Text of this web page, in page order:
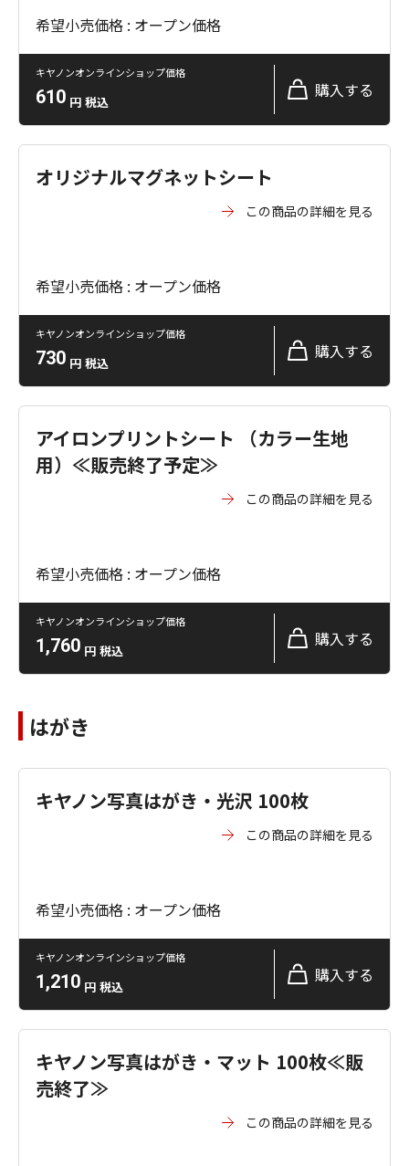
希望小売価格 : オープン価格
キヤノンオンラインショップ価格
610 円 税込
購入する
オリジナルマグネットシート
この商品の詳細を見る
希望小売価格 : オープン価格
キヤノンオンラインショップ価格
730 円 税込
購入する
アイロンプリントシート （カラー生地
用）≪販売終了予定≫
この商品の詳細を見る
希望小売価格 : オープン価格
キヤノンオンラインショップ価格
1,760 円 税込
購入する
はがき
キヤノン写真はがき・光沢 100枚
この商品の詳細を見る
希望小売価格 : オープン価格
キヤノンオンラインショップ価格
1,210 円 税込
購入する
キヤノン写真はがき・マット 100枚≪販
売終了≫
この商品の詳細を見る